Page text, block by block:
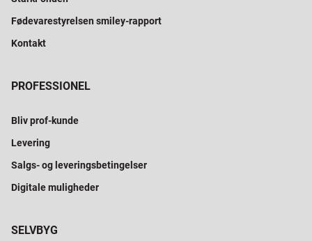
Fødevarestyrelsen smiley-rapport
Kontakt
PROFESSIONEL
Bliv prof-kunde
Levering
Salgs- og leveringsbetingelser
Digitale muligheder
SELVBYG